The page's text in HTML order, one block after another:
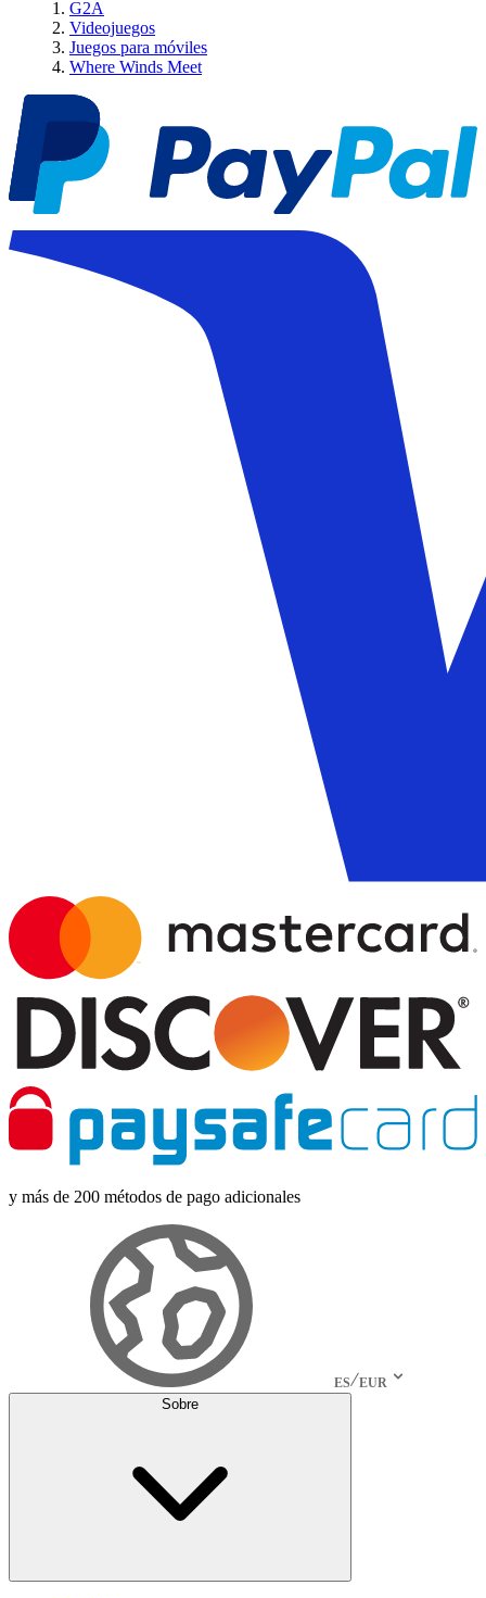
G2A
Videojuegos
Juegos para móviles
Where Winds Meet
y más de 200 métodos de pago adicionales
ES EUR
Sobre